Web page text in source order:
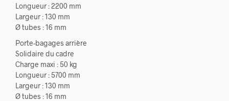
Longueur : 2200 mm
Largeur : 130 mm
Ø tubes : 16 mm
Porte-bagages arrière
Solidaire du cadre
Charge maxi : 50 kg
Longueur : 5700 mm
Largeur : 130 mm
Ø tubes : 16 mm